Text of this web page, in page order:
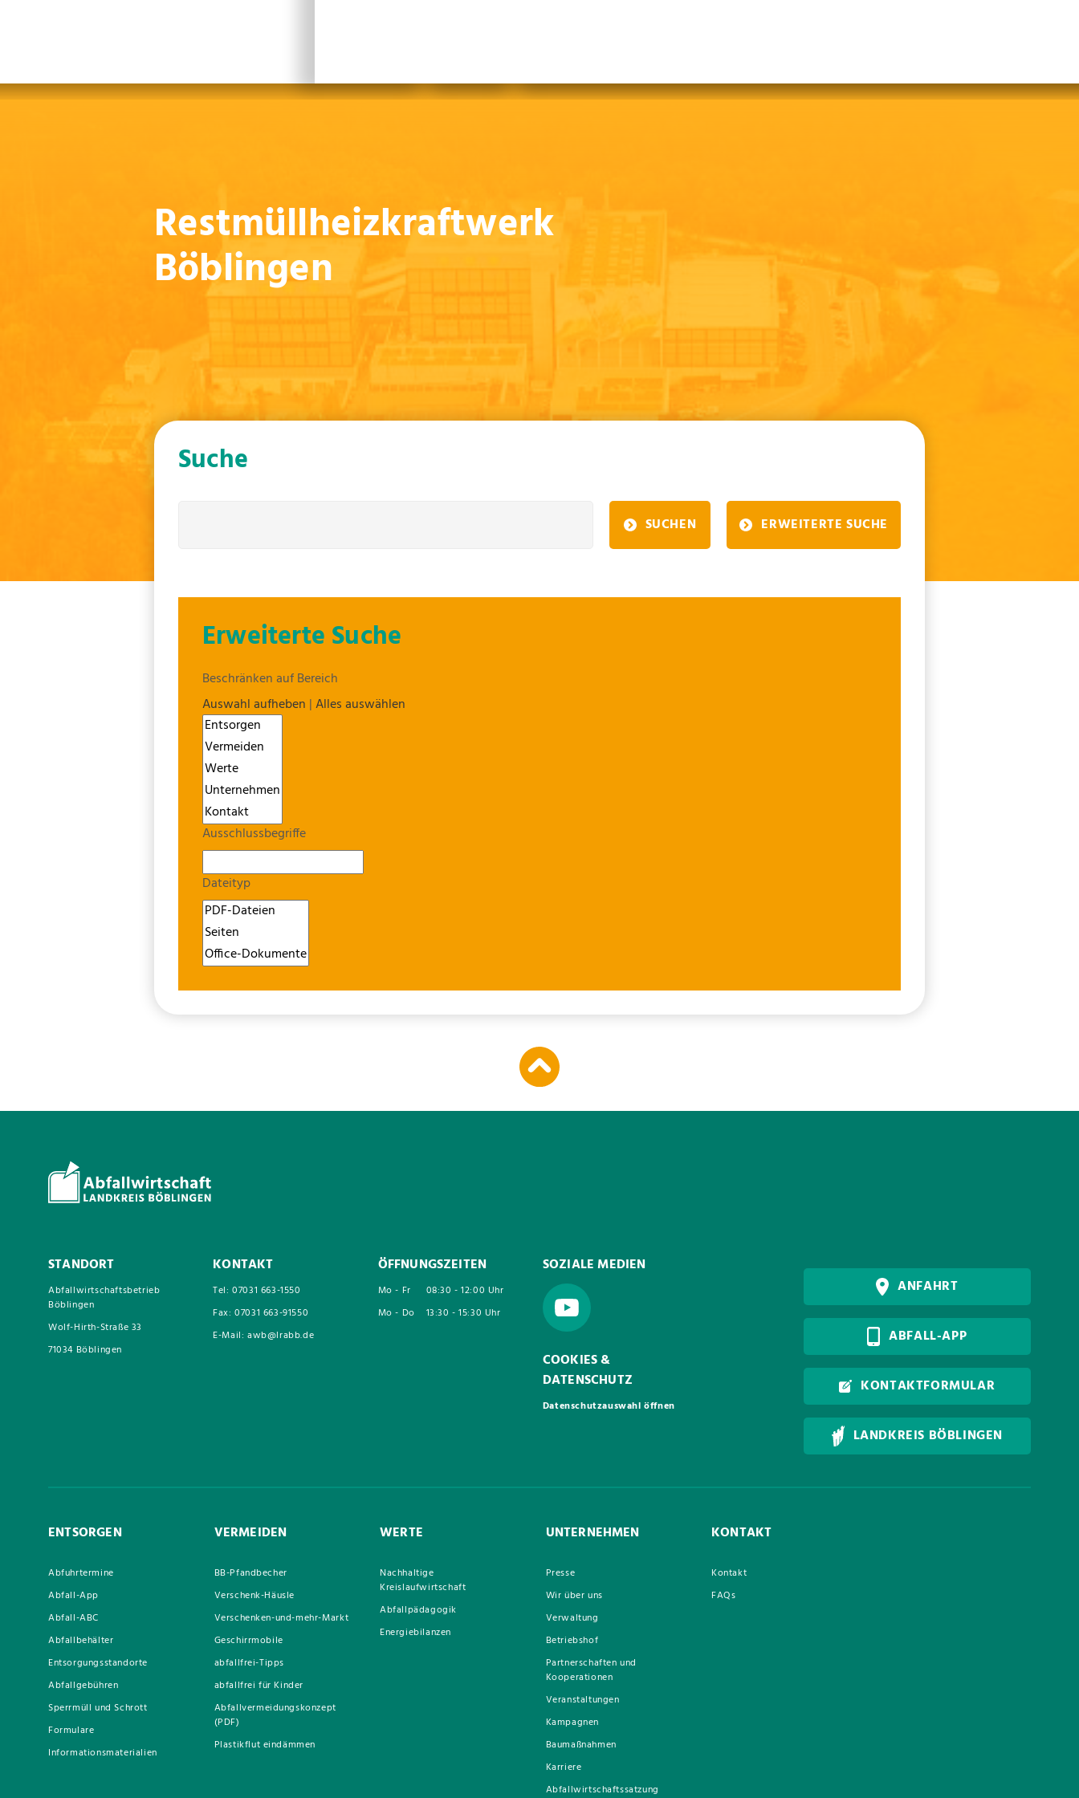
Restmüllheizkraftwerk
Böblingen
Suche
SUCHEN ERWEITERTE SUCHE
Erweiterte Suche
Beschränken auf Bereich
Auswahl aufheben |Alles auswählen
Ausschlussbegriffe
Dateityp
STANDORT
Abfallwirtschaftsbetrieb
Böblingen
Wolf-Hirth-Straße 33
71034 Böblingen
KONTAKT
Tel: 07031 663-1550
Fax: 07031 663-91550
E-Mail: awb@lrabb.de
ÖFFNUNGSZEITEN
Mo - Fr
08:30 - 12:00 Uhr
Mo - Do
13:30 - 15:30 Uhr
SOZIALE MEDIEN
COOKIES &
DATENSCHUTZ
Datenschutzauswahl öffnen
ANFAHRT
ABFALL-APP
KONTAKTFORMULAR
LANDKREIS BÖBLINGEN
ENTSORGEN
Abfuhrtermine
Abfall-App
Abfall-ABC
Abfallbehälter
Entsorgungsstandorte
Abfallgebühren
Sperrmüll und Schrott
Formulare
Informationsmaterialien
VERMEIDEN
BB-Pfandbecher
Verschenk-Häusle
Verschenken-und-mehr-Markt
Geschirrmobile
abfallfrei-Tipps
abfallfrei für Kinder
Abfallvermeidungskonzept
(PDF)
Plastikflut eindämmen
WERTE
Nachhaltige
Kreislaufwirtschaft
Abfallpädagogik
Energiebilanzen
UNTERNEHMEN
Presse
Wir über uns
Verwaltung
Betriebshof
Partnerschaften und
Kooperationen
Veranstaltungen
Kampagnen
Baumaßnahmen
Karriere
Abfallwirtschaftssatzung
KONTAKT
Kontakt
FAQs